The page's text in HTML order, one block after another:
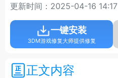
更新时间：2025-04-16 14:17
一键安装
3DM游戏修复大师提供修复
正文内容